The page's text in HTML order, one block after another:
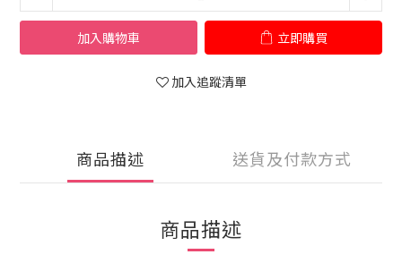
加入購物車 立即購買
加入追蹤清單
商品描述 送貨及付款方式
商品描述